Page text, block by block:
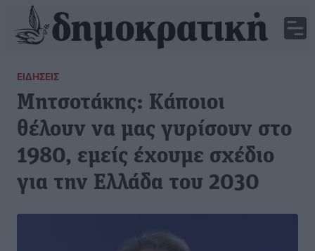
ΕΙΔΉΣΕΙΣ
Μητσοτάκης: Κάποιοι
θέλουν να μας γυρίσουν στο
1980, εμείς έχουμε σχέδιο
για την Ελλάδα του 2030